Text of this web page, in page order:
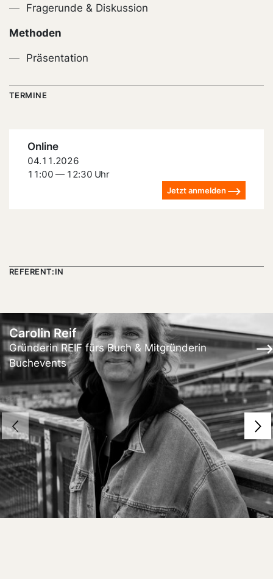
Fragerunde & Diskussion
Methoden
Präsentation
TERMINE
04.11.2026
11:00 — 12:30 Uhr
Online
Jetzt anmelden
REFERENT:IN
Carolin Reif
Gründerin REIF fürs Buch & Mitgründerin
Buchevents